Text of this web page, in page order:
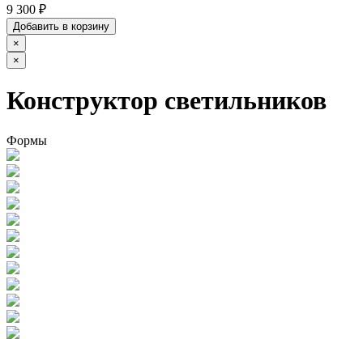
9 300 ₽
Добавить в корзину
×
×
Конструктор светильников
Формы